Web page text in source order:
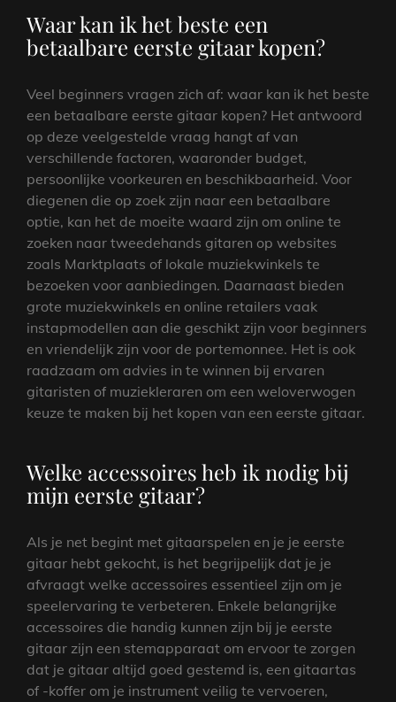
Waar kan ik het beste een
betaalbare eerste gitaar kopen?
Veel beginners vragen zich af: waar kan ik het beste
een betaalbare eerste gitaar kopen? Het antwoord
op deze veelgestelde vraag hangt af van
verschillende factoren, waaronder budget,
persoonlijke voorkeuren en beschikbaarheid. Voor
diegenen die op zoek zijn naar een betaalbare
optie, kan het de moeite waard zijn om online te
zoeken naar tweedehands gitaren op websites
zoals Marktplaats of lokale muziekwinkels te
bezoeken voor aanbiedingen. Daarnaast bieden
grote muziekwinkels en online retailers vaak
instapmodellen aan die geschikt zijn voor beginners
en vriendelijk zijn voor de portemonnee. Het is ook
raadzaam om advies in te winnen bij ervaren
gitaristen of muziekleraren om een weloverwogen
keuze te maken bij het kopen van een eerste gitaar.
Welke accessoires heb ik nodig bij
mijn eerste gitaar?
Als je net begint met gitaarspelen en je je eerste
gitaar hebt gekocht, is het begrijpelijk dat je je
afvraagt welke accessoires essentieel zijn om je
speelervaring te verbeteren. Enkele belangrijke
accessoires die handig kunnen zijn bij je eerste
gitaar zijn een stemapparaat om ervoor te zorgen
dat je gitaar altijd goed gestemd is, een gitaartas
of -koffer om je instrument veilig te vervoeren,